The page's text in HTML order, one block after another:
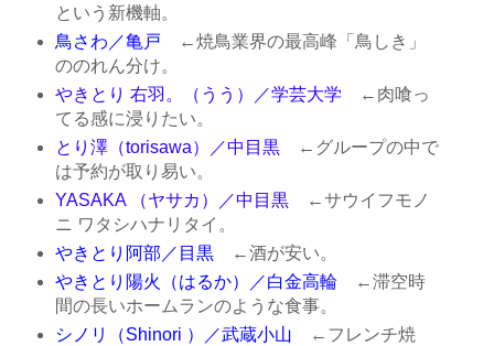
という新機軸。
鳥さわ／亀戸 ←焼鳥業界の最高峰「鳥しき」
ののれん分け。
やきとり 右羽。（うう）／学芸大学 ←肉喰っ
てる感に浸りたい。
とり澤（torisawa）／中目黒←グループの中で
は予約が取り易い。
YASAKA （ヤサカ）／中目黒←サウイフモノ
ニ ワタシハナリタイ。
やきとり阿部／目黒←酒が安い。
やきとり陽火（はるか）／白金高輪←滞空時
間の長いホームランのような食事。
シノリ（Shinori ）／武蔵小山 ←フレンチ焼